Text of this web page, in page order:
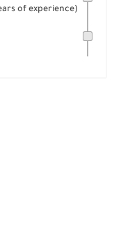
of experience)